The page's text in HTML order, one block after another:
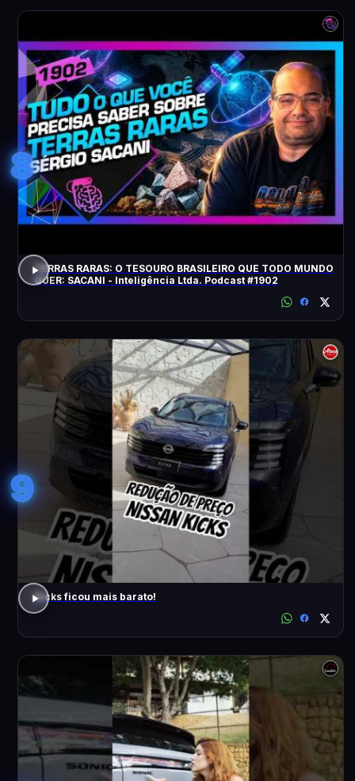
8
TERRAS RARAS: O TESOURO BRASILEIRO QUE TODO MUNDO
QUER: SACANI - Inteligência Ltda. Podcast #1902
9
Kicks ficou mais barato!